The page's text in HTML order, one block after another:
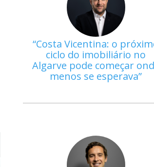
Costa Vicentina: o
ciclo do imobiliário no
Algarve pode começar
menos se esperava